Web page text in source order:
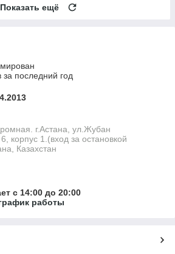
Показать ещё
последний год
г.Астана, ул.Жубан
корпус 1.(вход за остановкой
Казахстан
с 14:00 до 20:00
работы